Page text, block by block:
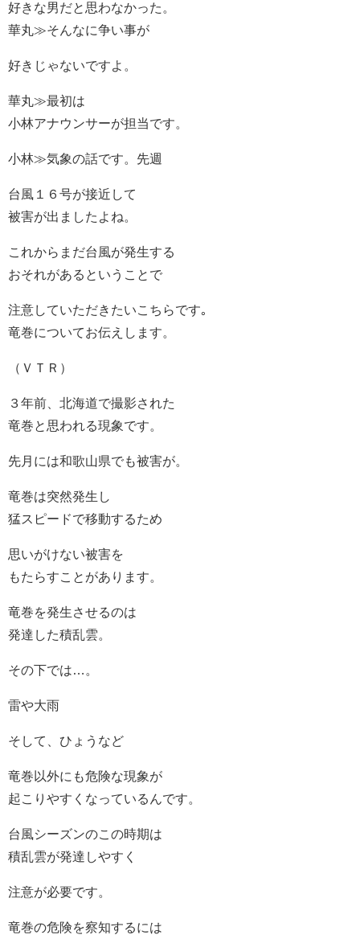
好きな男だと思わなかった。
華丸≫そんなに争い事が
好きじゃないですよ。
華丸≫最初は
小林アナウンサーが担当です。
小林≫気象の話です。先週
台風１６号が接近して
被害が出ましたよね。
これからまだ台風が発生する
おそれがあるということで
注意していただきたいこちらです｡
竜巻についてお伝えします。
（ＶＴＲ）
３年前、北海道で撮影された
竜巻と思われる現象です。
先月には和歌山県でも被害が。
竜巻は突然発生し
猛スピードで移動するため
思いがけない被害を
もたらすことがあります。
竜巻を発生させるのは
発達した積乱雲。
その下では…。
雷や大雨
そして、ひょうなど
竜巻以外にも危険な現象が
起こりやすくなっているんです。
台風シーズンのこの時期は
積乱雲が発達しやすく
注意が必要です。
竜巻の危険を察知するには